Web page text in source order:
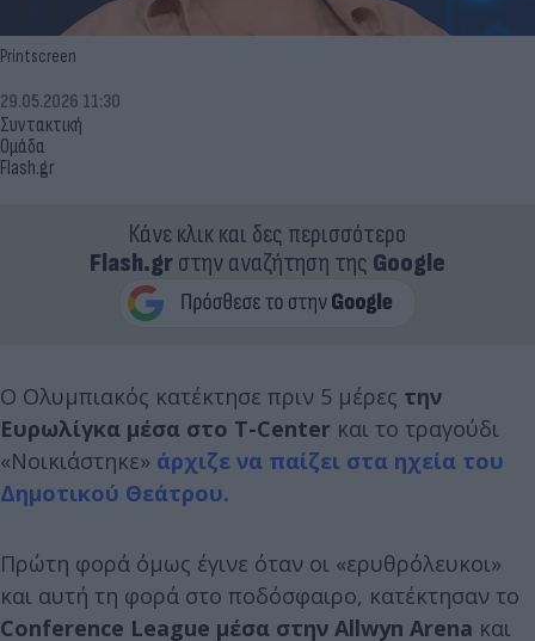
Printscreen
Συντακτική
Ομάδα
Flash.gr
29.05.2026 11:30
Κάνε κλικ και δες περισσότερο
Flash.grστην αναζήτηση της Google
Ο Ολυμπιακός κατέκτησε πριν 5 μέρες την
Ευρωλίγκα μέσα στο T-Center και το τραγούδι
«Νοικιάστηκε» άρχιζε να παίζει στα ηχεία του
Δημοτικού Θεάτρου.
Πρώτη φορά όμως έγινε όταν οι «ερυθρόλευκοι»
και αυτή τη φορά στο ποδόσφαιρο, κατέκτησαν το
Conference League μέσα στην Allwyn Arena και